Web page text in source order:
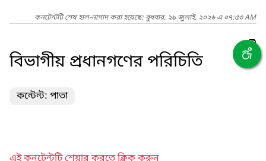
কনটেন্টটি শেষ হাল-নাগাদ করা হয়েছে: বুধবার, ২৯ জুলাই, ২০২৬ এ ০৭:৫৩ AM
বিভাগীয় প্রধানগণের পরিচিতি
কন্টেন্ট: পাতা